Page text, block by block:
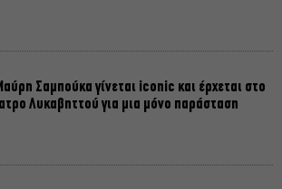
Σαμπούκα γίνεται iconic και έρχεται στο
Λυκαβηττού για μια μόνο παράσταση